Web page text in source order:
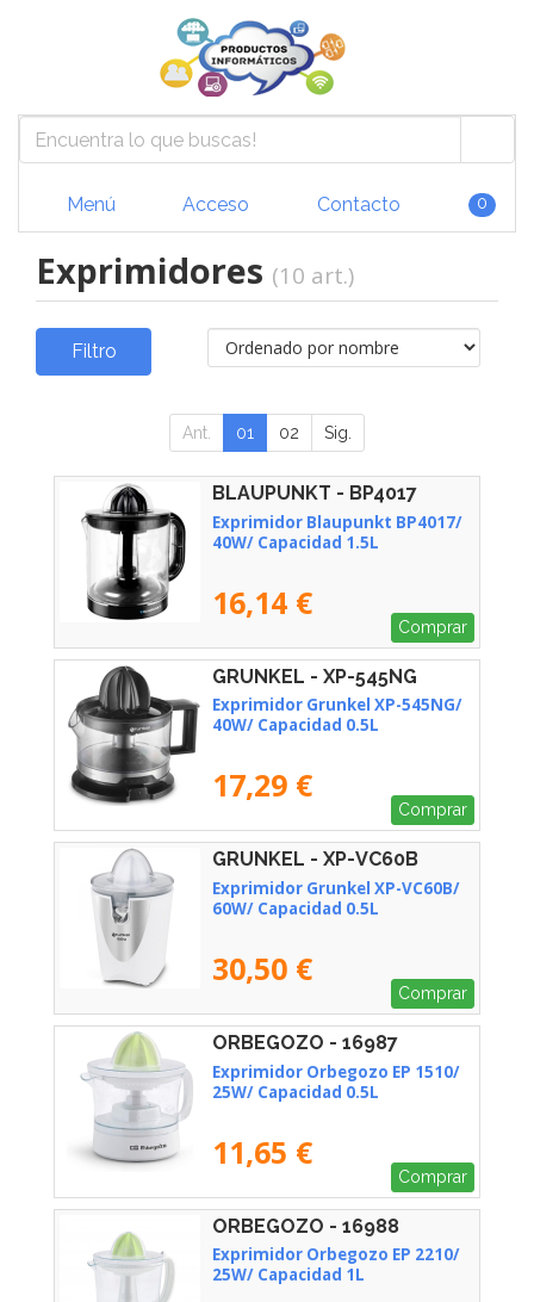
Menú Acceso Contacto 0
Exprimidores (10 art.)
Filtro
Ant. 01 02 Sig.
BLAUPUNKT - BP4017
Exprimidor Blaupunkt BP4017/
40W/ Capacidad 1.5L
16,14 €
Comprar
GRUNKEL - XP-545NG
Exprimidor Grunkel XP-545NG/
40W/ Capacidad 0.5L
17,29 €
Comprar
GRUNKEL - XP-VC60B
Exprimidor Grunkel XP-VC60B/
60W/ Capacidad 0.5L
30,50 €
Comprar
ORBEGOZO - 16987
Exprimidor Orbegozo EP 1510/
25W/ Capacidad 0.5L
11,65 €
Comprar
ORBEGOZO - 16988
Exprimidor Orbegozo EP 2210/
25W/ Capacidad 1L